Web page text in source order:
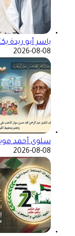
ياسر أبو ريدة
2026-08-08
سلوى أحمد
2026-08-08